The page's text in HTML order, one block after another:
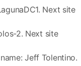
Next site
2. Next site
Jeff Tolentino.